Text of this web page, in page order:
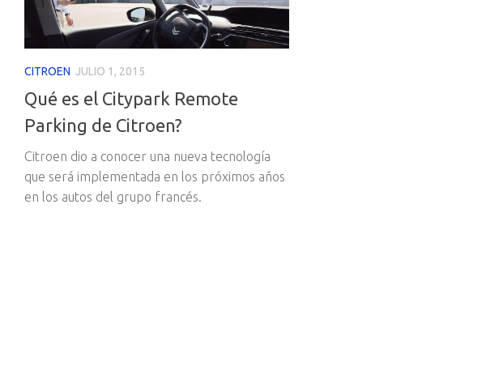
CITROEN JULIO 1, 2015
Qué es el Citypark Remote
Parking de Citroen?
Citroen dio a conocer una nueva tecnología
que será implementada en los próximos años
en los autos del grupo francés.